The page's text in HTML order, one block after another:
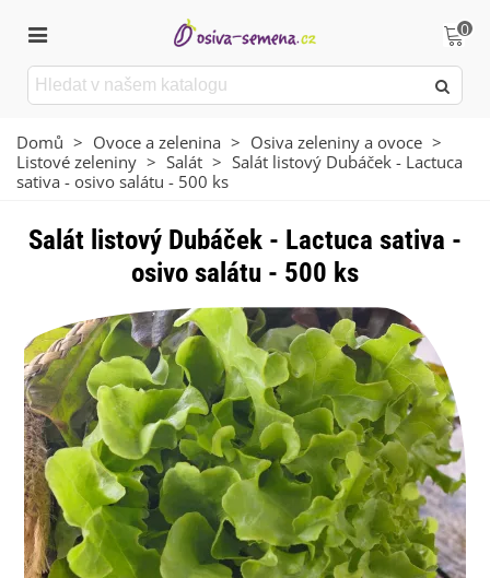
0
Domů > Ovoce a zelenina > Osiva zeleniny a ovoce >
Listové zeleniny > Salát > Salát listový Dubáček - Lactuca
sativa - osivo salátu - 500 ks
Salát listový Dubáček - Lactuca sativa -
osivo salátu - 500 ks